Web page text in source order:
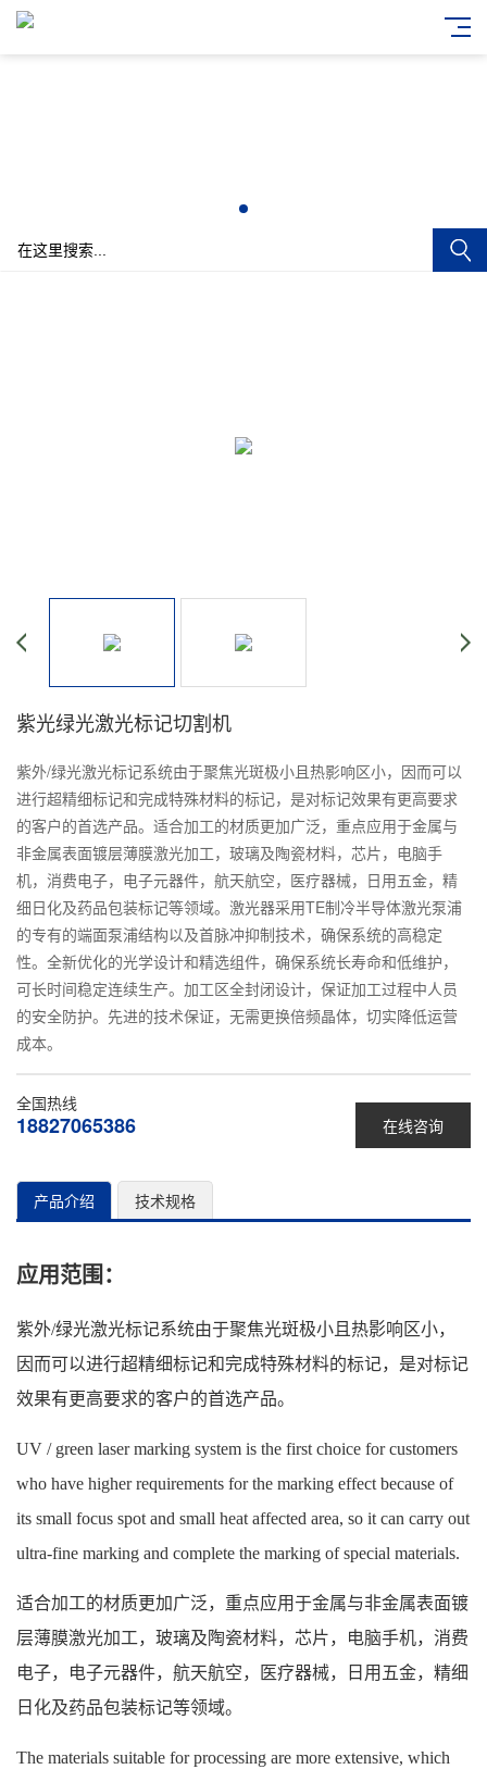
紫光绿光激光标记切割机
紫外/绿光激光标记系统由于聚焦光斑极小且热影响区小，因而可以
进行超精细标记和完成特殊材料的标记，是对标记效果有更高要求
的客户的首选产品。适合加工的材质更加广泛，重点应用于金属与
非金属表面镀层薄膜激光加工，玻璃及陶瓷材料，芯片，电脑手
机，消费电子，电子元器件，航天航空，医疗器械，日用五金，精
细日化及药品包装标记等领域。激光器采用TE制冷半导体激光泵浦
的专有的端面泵浦结构以及首脉冲抑制技术，确保系统的高稳定
性。全新优化的光学设计和精选组件，确保系统长寿命和低维护，
可长时间稳定连续生产。加工区全封闭设计，保证加工过程中人员
的安全防护。先进的技术保证，无需更换倍频晶体，切实降低运营
成本。
在线咨询
全国热线
18827065386
产品介绍 技术规格
应用范围：
紫外/绿光激光标记系统由于聚焦光斑极小且热影响区小，
因而可以进行超精细标记和完成特殊材料的标记，是对标记
效果有更高要求的客户的首选产品。
UV / green laser marking system is the first choice for customers
who have higher requirements for the marking effect because of
its small focus spot and small heat affected area, so it can carry out
ultra-fine marking and complete the marking of special materials.
适合加工的材质更加广泛，重点应用于金属与非金属表面镀
层薄膜激光加工，玻璃及陶瓷材料，芯片，电脑手机，消费
电子，电子元器件，航天航空，医疗器械，日用五金，精细
日化及药品包装标记等领域。
The materials suitable for processing are more extensive, which